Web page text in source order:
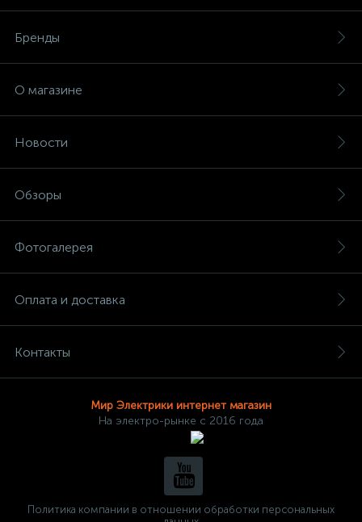
Бренды
О магазине
Новости
Обзоры
Фотогалерея
Оплата и доставка
Контакты
Мир Электрики интернет магазин
На электро-рынке с 2016 года
Политика компании в отношении обработки персональных